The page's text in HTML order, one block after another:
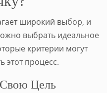
широкий выбор, и
выбрать идеальное
критерии могут
этот процесс.
Цель